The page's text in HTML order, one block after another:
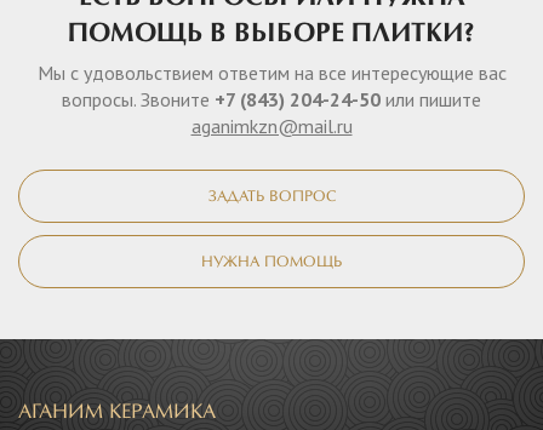
ПОМОЩЬ В ВЫБОРЕ ПЛИТКИ?
Мы с удовольствием ответим на все интересующие вас
вопросы. Звоните +7 (843) 204-24-50 или пишите
aganimkzn@mail.ru
ЗАДАТЬ ВОПРОС
НУЖНА ПОМОЩЬ
АГАНИМ КЕРАМИКА